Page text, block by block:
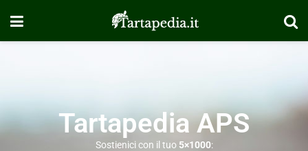
Tartapedia APS
Sostienici con il tuo 5×1000: